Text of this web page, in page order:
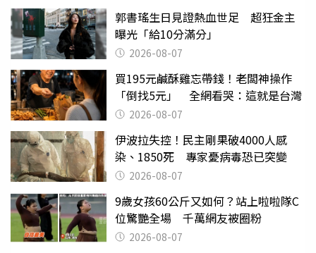
郭書瑤生日見證熱血世足 超狂金主
曝光「給10分滿分」
2026-08-07
買195元鹹酥雞忘帶錢！老闆神操作
「倒找5元」 全網看哭：這就是台灣
2026-08-07
伊波拉失控！民主剛果破4000人感
染、1850死 專家憂病毒恐已突變
2026-08-07
9歲女孩60公斤又如何？站上啦啦隊C
位驚艷全場 千萬網友被圈粉
2026-08-07